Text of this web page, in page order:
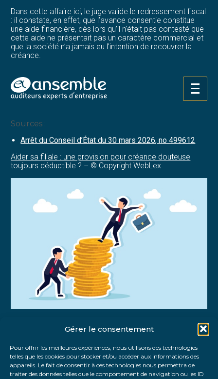
Gérer le consentement
Pour offrir les meilleures expériences, nous utilisons des technologies
telles que les cookies pour stocker et/ou accéder aux informations des
appareils. Le fait de consentir à ces technologies nous permettra de
traiter des données telles que le comportement de navigation ou les ID
Aller
au
Dans cette affaire ici, le juge valide le redressement fiscal
: il constate, en effet, que l’avance consentie constitue
une aide financière, dès lors qu’il n’était pas contesté que
cette aide ne présentait pas un caractère commercial et
que la société n’a jamais eu l’intention de recouvrer la
créance.
fiscale du bénéfice de la société qui ne peut pas, en
outre, prétendre à la déduction de la provision qu’elle
avait comptabilisée pour anticiper la perte correspondant
Sources :
Arrêt du Conseil d’État du 30 mars 2026, no 499612
Aider sa filiale : une provision pour créance douteuse
toujours déductible ? – © Copyright WebLex
FaceBook
TwitterLinkedIn